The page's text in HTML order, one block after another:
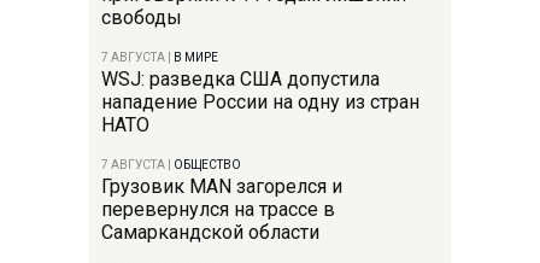
свободы
7 АВГУСТА В МИРЕ
WSJ: разведка США допустила
нападение России на одну из стран
НАТО
7 АВГУСТА ОБЩЕСТВО
Грузовик MAN загорелся и
перевернулся на трассе в
Самаркандской области